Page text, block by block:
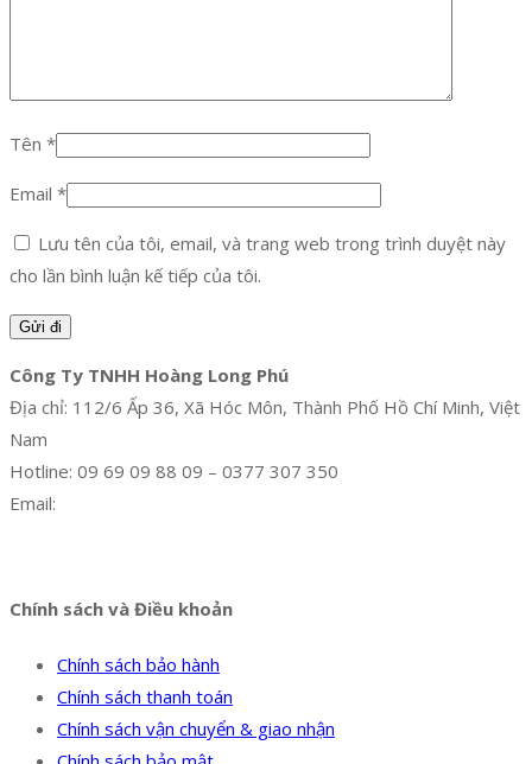
Tên *
Email *
Lưu tên của tôi, email, và trang web trong trình duyệt này
cho lần bình luận kế tiếp của tôi.
Công Ty TNHH Hoàng Long Phú
Địa chỉ: 112/6 Ấp 36, Xã Hóc Môn, Thành Phố Hồ Chí Minh, Việt
Nam
Hotline: 09 69 09 88 09 – 0377 307 350
Email:
Chính sách và Điều khoản
Chính sách bảo hành
Chính sách thanh toán
Chính sách vận chuyển & giao nhận